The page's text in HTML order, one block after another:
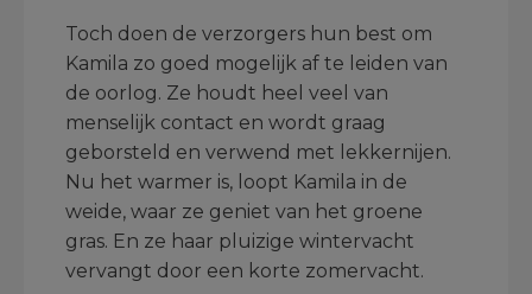
Toch doen de verzorgers hun best om
Kamila zo goed mogelijk af te leiden van
de oorlog. Ze houdt heel veel van
menselijk contact en wordt graag
geborsteld en verwend met lekkernijen.
Nu het warmer is, loopt Kamila in de
weide, waar ze geniet van het groene
gras. En ze haar pluizige wintervacht
vervangt door een korte zomervacht.